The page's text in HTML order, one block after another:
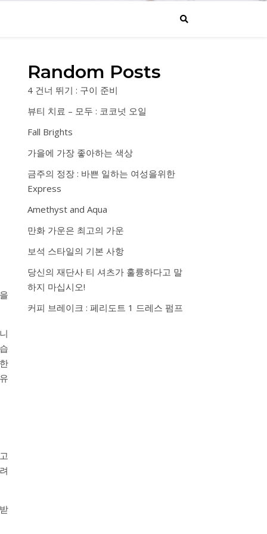
Random Posts
4 건너 뛰기 : 구이 준비
뷰티 치료 – 모두 : 코코넛 오일
Fall Brights
가을에 가장 좋아하는 색상
금주의 정장 : 바쁜 일하는 여성을위한
Express
Amethyst and Aqua
만화 가운은 최고의 가운
보석 스타일의 기본 사항
당신의 재단사 티 셔츠가 훌륭하다고 말
하지 마십시오!
커피 브레이크 : 페리도트 1 드레스 펌프